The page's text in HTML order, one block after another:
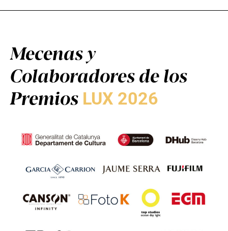
Mecenas y
Colaboradores de los
Premios LUX 2026